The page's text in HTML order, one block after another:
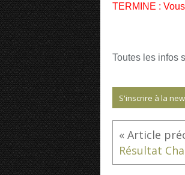
TERMINE :
Toutes les infos
S'inscrire à la